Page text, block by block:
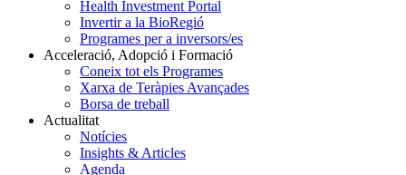
Health Investment Portal
Invertir a la BioRegió
Programes per a inversors/es
Acceleració, Adopció i Formació
Coneix tot els Programes
Xarxa de Teràpies Avançades
Borsa de treball
Actualitat
Notícies
Insights & Articles
Agenda